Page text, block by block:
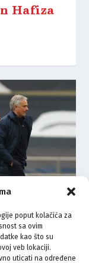
poput kolačića za
sa ovim
kao što su
veb lokaciji.
uticati na određene
Hafiza
puta